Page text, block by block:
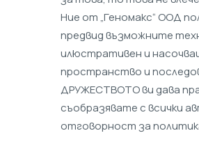
Ние от „Геномакс“ ООД
предвид възможните
илюстративен и
пространство и
ДРУЖЕСТВОТО ви дава
съобразявате с всички
отговорност за